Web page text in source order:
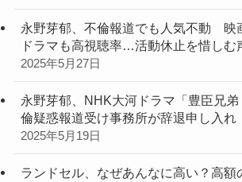
永野芽郁、不倫報道でも人気不動 映
ドラマも高視聴率…活動休止を惜しむ
2025年5月27日
永野芽郁、NHK大河ドラマ「豊臣兄
倫疑惑報道受け事務所が辞退申し入れ
2025年5月19日
ランドセル、なぜあんなに高い？高額